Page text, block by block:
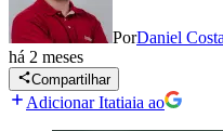
PorDaniel Costa
há 2 meses
Compartilhar
Adicionar Itatiaia ao